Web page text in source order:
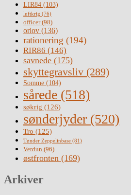
LIR84 (103)
luftkrig (76)
officer(98)
orlov (136)
rationering (194)
RIR86 (146)
savnede (175)
skyttegravsliv (289)
Somme (104)
sårede (518)
søkrig (126)
sønderjyder (520)
Tro (125)
Tønder Zeppelinbase (81)
Verdun (96)
østfronten (169)
Arkiver